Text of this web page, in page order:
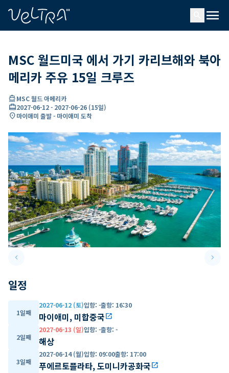
menu
MSC 월드미국 에서 가기 카리브해와 북아
메리카 주유 15일 크루즈
directions_boatMSC 월드 아메리카
card_travel2027-06-12- 2027-06-26 (15일)
location_on마이애미 출발 - 마이애미 도착
keyboard_arrow_leftPrevious slide keyboard_arrow_right
일정
1일째
2027-06-12 (토)입항: -출항: 16:30
마이애미, 미합중국open_in_new
2일째
2027-06-13 (일)입항: -출항: -
해상
3일째
2027-06-14 (월)입항: 09:00출항: 17:00
푸에르토플라타, 도미니카공화국open_in_new